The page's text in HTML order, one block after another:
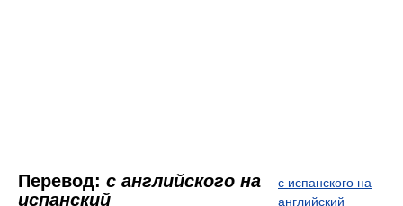
Перевод: с английского на
испанский
с испанского на
английский